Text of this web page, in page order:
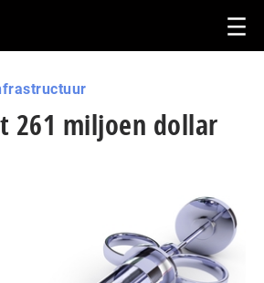
261 miljoen dollar